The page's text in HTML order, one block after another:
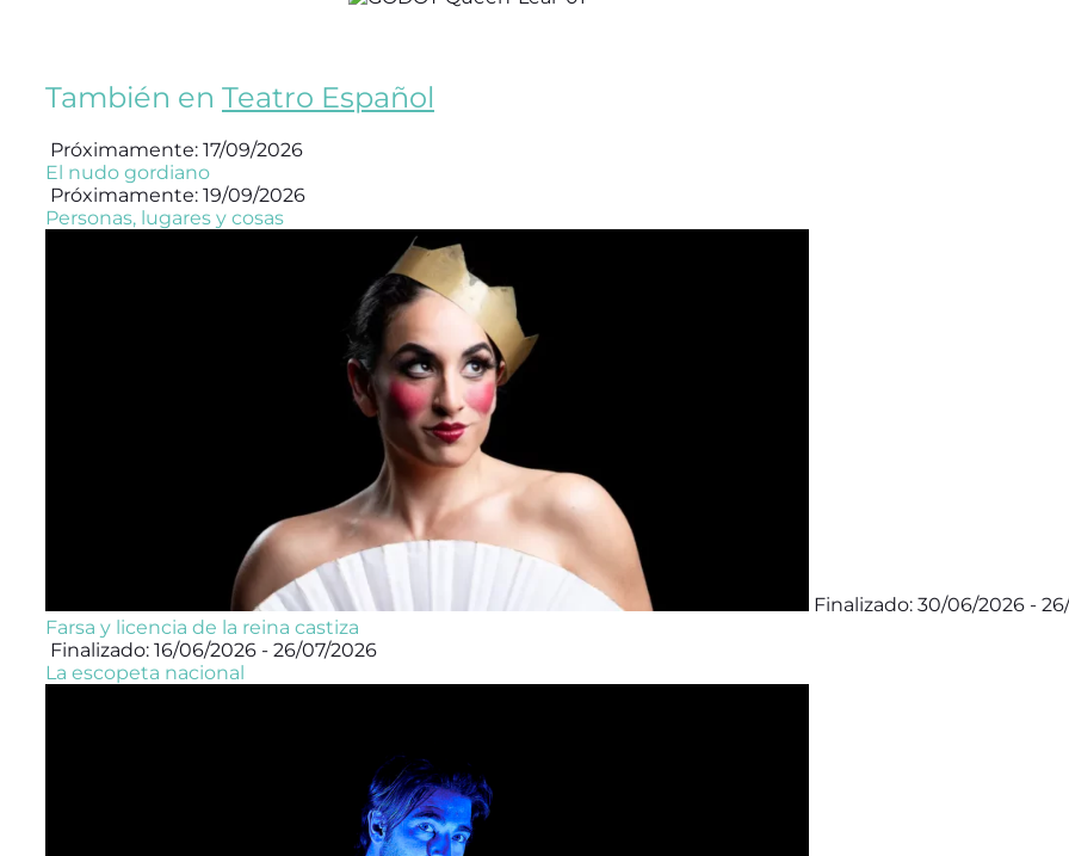
También en Teatro Español
Próximamente: 17/09/2026
El nudo gordiano
Próximamente: 19/09/2026
Personas, lugares y cosas
Finalizado: 30/06/2026 -
Farsa y licencia de la reina castiza
Finalizado: 16/06/2026 - 26/07/2026
La escopeta nacional